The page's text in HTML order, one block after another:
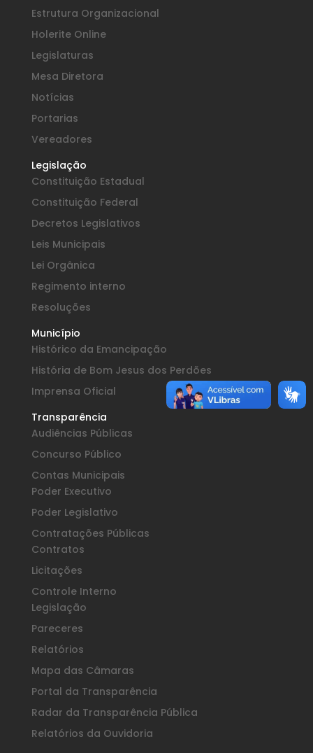
Estrutura Organizacional
Holerite Online
Legislaturas
Mesa Diretora
Notícias
Portarias
Vereadores
Legislação
Constituição Estadual
Constituição Federal
Decretos Legislativos
Leis Municipais
Lei Orgânica
Regimento interno
Resoluções
Município
Histórico da Emancipação
História de Bom Jesus dos Perdões
Imprensa Oficial
Transparência
Audiências Públicas
Concurso Público
Contas Municipais
Poder Executivo
Poder Legislativo
Contratações Públicas
Contratos
Licitações
Controle Interno
Legislação
Pareceres
Relatórios
Mapa das Câmaras
Portal da Transparência
Radar da Transparência Pública
Relatórios da Ouvidoria